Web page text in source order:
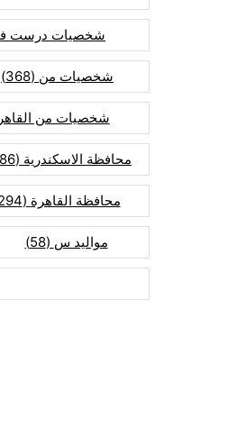
شخصيات درست فى
شخصيات من (368)
شخصيات من
محافظة الاسكندرية (86)
محافظة القاهرة (294)
مواليد س (58)